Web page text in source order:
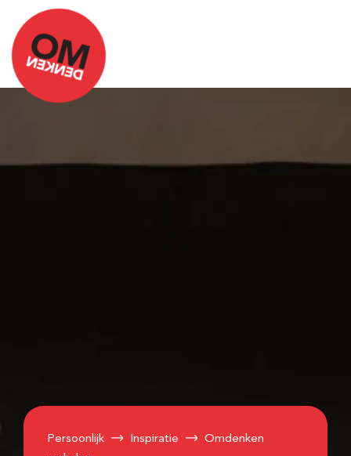
Persoonlijk Inspiratie
Omdenken